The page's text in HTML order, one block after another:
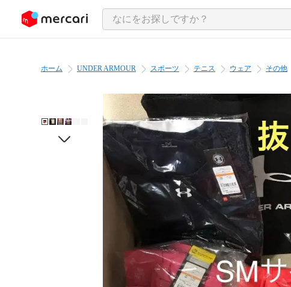
ツにスキップ
ホーム UNDER ARMOUR スポーツ テニス ウェア その他